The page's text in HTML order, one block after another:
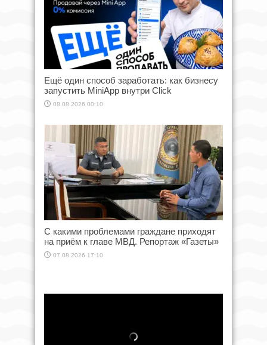
Ещё один способ заработать: как бизнесу
запустить MiniApp внутри Click
08.08.2026 00:10
С какими проблемами граждане приходят
на приём к главе МВД. Репортаж «Газеты»
07.08.2026 17:10